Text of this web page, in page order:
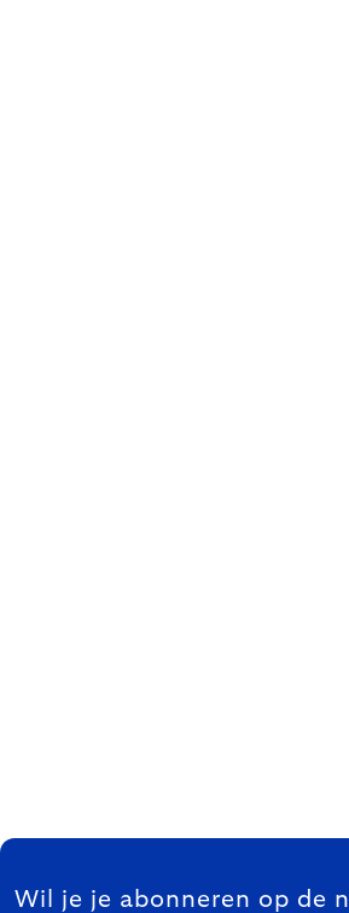
FOOTER
Wil je je abonneren op de